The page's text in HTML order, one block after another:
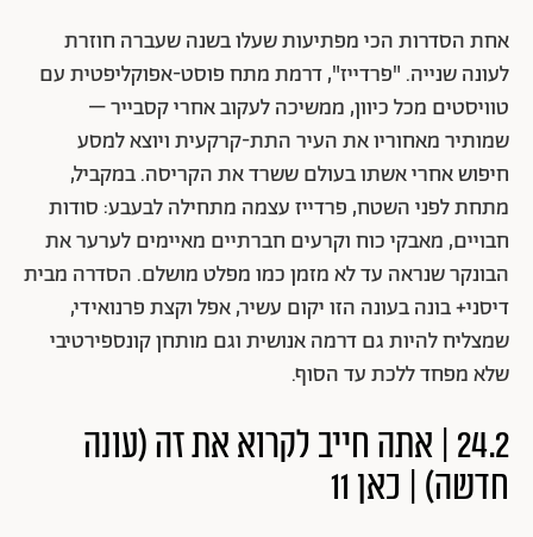
אחת הסדרות הכי מפתיעות שעלו בשנה שעברה חוזרת
לעונה שנייה. "פרדייז", דרמת מתח פוסט-אפוקליפטית עם
טוויסטים מכל כיוון, ממשיכה לעקוב אחרי קסבייר –
שמותיר מאחוריו את העיר התת-קרקעית ויוצא למסע
חיפוש אחרי אשתו בעולם ששרד את הקריסה. במקביל,
מתחת לפני השטח, פרדייז עצמה מתחילה לבעבע: סודות
חבויים, מאבקי כוח וקרעים חברתיים מאיימים לערער את
הבונקר שנראה עד לא מזמן כמו מפלט מושלם. הסדרה מבית
דיסני+ בונה בעונה הזו יקום עשיר, אפל וקצת פרנואידי,
שמצליח להיות גם דרמה אנושית וגם מותחן קונספירטיבי
שלא מפחד ללכת עד הסוף.
24.2 | אתה חייב לקרוא את זה (עונה
חדשה) | כאן 11